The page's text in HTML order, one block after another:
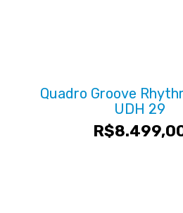
Quadro Groove
UDH 29
R$